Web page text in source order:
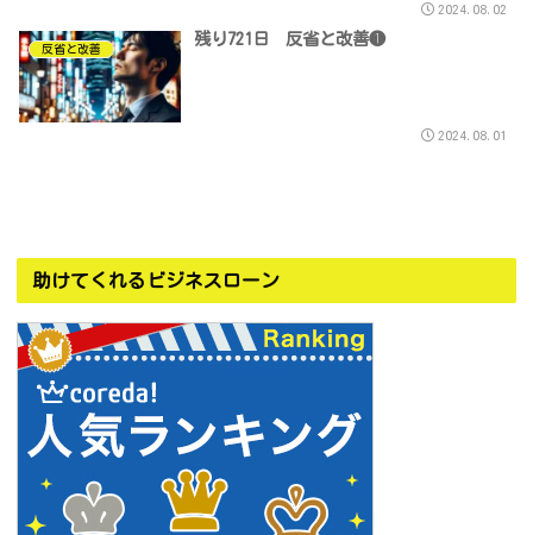
2024.08.02
反省と改善
残り721日 反省と改善❶
2024.08.01
助けてくれるビジネスローン